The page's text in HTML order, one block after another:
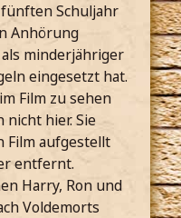
Schuljahr
Anhörung
minderjähriger
eingesetzt hat.
Film zu sehen
nicht hier. Sie
Film aufgestellt
entfernt.
Harry, Ron und
Voldemorts